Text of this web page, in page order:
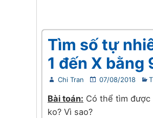
Tìm số tự
1 đến X bằng
Chi Tran 07/08/2018
Bài toán: Có thể tìm
ko? Vì sao?